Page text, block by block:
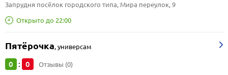
Открыто до 22:00
Запрудня посёлок городского типа, Мира переулок, 9
Пятёрочка,универсам
0 : 0 Отзывы (0)